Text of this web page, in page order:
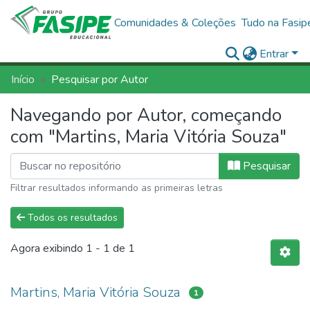
Comunidades & Coleções Tudo na
Entrar
Início
Pesquisar por Autor
Navegando por Autor, começando
com "Martins, Maria Vitória Souza"
Pesquisar
Filtrar resultados informando as primeiras letras
Todos os resultados
Agora exibindo 1 - 1 de 1
Martins, Maria Vitória Souza 1